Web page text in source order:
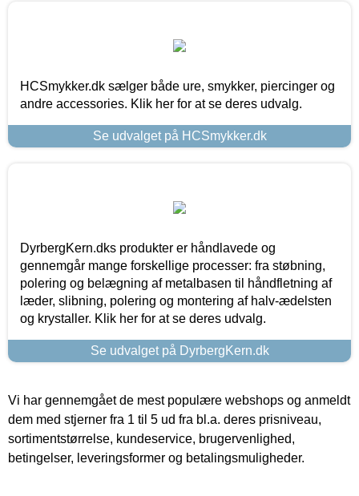
HCSmykker.dk sælger både ure, smykker, piercinger og
andre accessories. Klik her for at se deres udvalg.
Se udvalget på HCSmykker.dk
DyrbergKern.dks produkter er håndlavede og
gennemgår mange forskellige processer: fra støbning,
polering og belægning af metalbasen til håndfletning af
læder, slibning, polering og montering af halv-ædelsten
og krystaller. Klik her for at se deres udvalg.
Se udvalget på DyrbergKern.dk
Vi har gennemgået de mest populære webshops og anmeldt
dem med stjerner fra 1 til 5 ud fra bl.a. deres prisniveau,
sortimentstørrelse, kundeservice, brugervenlighed,
betingelser, leveringsformer og betalingsmuligheder.